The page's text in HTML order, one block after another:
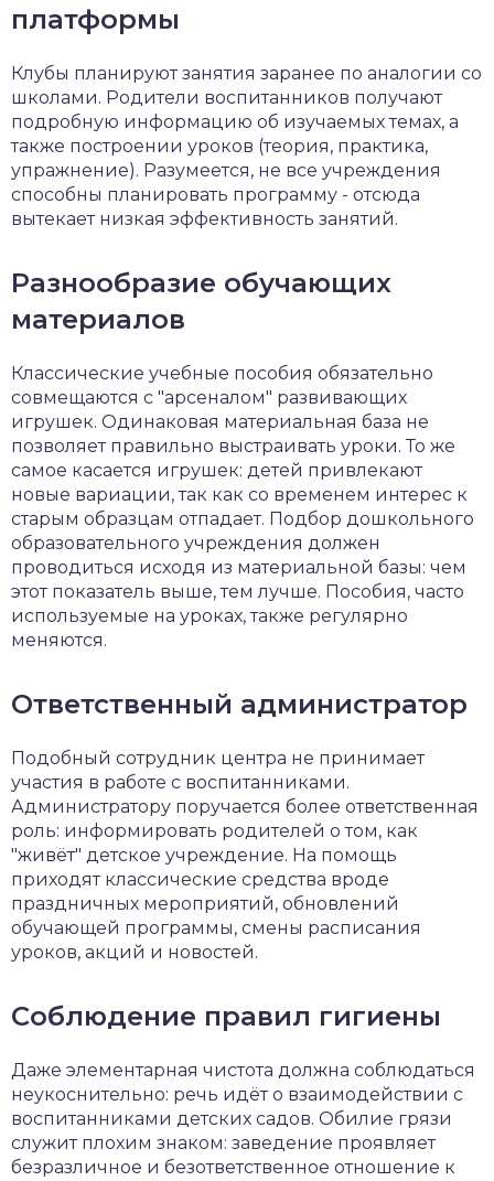
платформы
Клубы планируют занятия заранее по аналогии со
школами. Родители воспитанников получают
подробную информацию об изучаемых темах, а
также построении уроков (теория, практика,
упражнение). Разумеется, не все учреждения
способны планировать программу - отсюда
вытекает низкая эффективность занятий.
Разнообразие обучающих
материалов
Классические учебные пособия обязательно
совмещаются с "арсеналом" развивающих
игрушек. Одинаковая материальная база не
позволяет правильно выстраивать уроки. То же
самое касается игрушек: детей привлекают
новые вариации, так как со временем интерес к
старым образцам отпадает. Подбор дошкольного
образовательного учреждения должен
проводиться исходя из материальной базы: чем
этот показатель выше, тем лучше. Пособия, часто
используемые на уроках, также регулярно
меняются.
Ответственный администратор
Подобный сотрудник центра не принимает
участия в работе с воспитанниками.
Администратору поручается более ответственная
роль: информировать родителей о том, как
"живёт" детское учреждение. На помощь
приходят классические средства вроде
праздничных мероприятий, обновлений
обучающей программы, смены расписания
уроков, акций и новостей.
Соблюдение правил гигиены
Даже элементарная чистота должна соблюдаться
неукоснительно: речь идёт о взаимодействии с
воспитанниками детских садов. Обилие грязи
служит плохим знаком: заведение проявляет
безразличное и безответственное отношение к